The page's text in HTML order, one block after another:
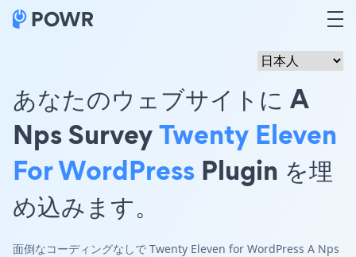
あなたのウェブサイトに A
Nps SurveyTwenty Eleven
For WordPress Plugin を埋
め込みます。
面倒なコーディングなしで Twenty Eleven for WordPress A Nps